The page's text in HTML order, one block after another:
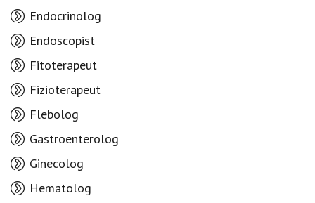
Endocrinolog
Endoscopist
Fitoterapeut
Fizioterapeut
Flebolog
Gastroenterolog
Ginecolog
Hematolog